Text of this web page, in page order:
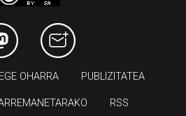
OHARRA PUBLIZITATEA
RSS